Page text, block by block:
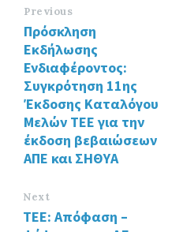
o
o
k
Previous
Πρόσκληση
Εκδήλωσης
Ενδιαφέροντος:
Συγκρότηση 11ης
Έκδοσης Καταλόγου
Μελών ΤΕΕ για την
έκδοση βεβαιώσεων
ΑΠΕ και ΣΗΘΥΑ
Next
TEE: Απόφαση –